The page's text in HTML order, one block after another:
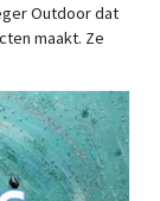
Outdoor dat
maakt. Ze